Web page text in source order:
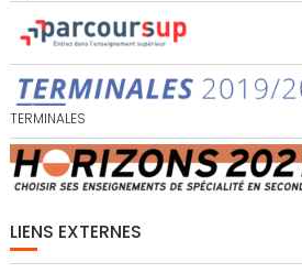
TERMINALES
LIENS EXTERNES